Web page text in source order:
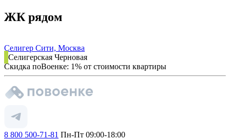
ЖК рядом
Селигер Сити, Москва
Селигерская Черновая
Скидка поВоенке: 1% от стоимости квартиры
8 800 500-71-81 Пн-Пт 09:00-18:00